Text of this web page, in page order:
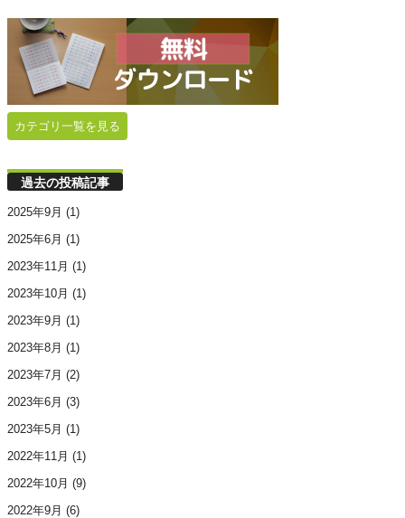
カテゴリ一覧を見る
過去の投稿記事
2025年9月 (1)
2025年6月 (1)
2023年11月 (1)
2023年10月 (1)
2023年9月 (1)
2023年8月 (1)
2023年7月 (2)
2023年6月 (3)
2023年5月 (1)
2022年11月 (1)
2022年10月 (9)
2022年9月 (6)